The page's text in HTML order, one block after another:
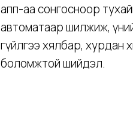
апп-аа сонгосноор
автоматаар шилжиж, үнийн
гүйлгээ хялбар, хурдан
боломжтой шийдэл.